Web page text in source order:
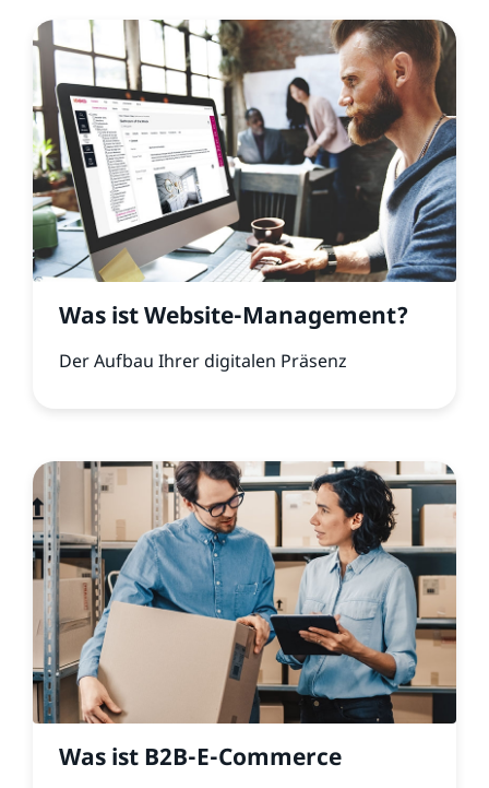
Was ist Website-Management?
Der Aufbau Ihrer digitalen Präsenz
Was ist B2B-E-Commerce